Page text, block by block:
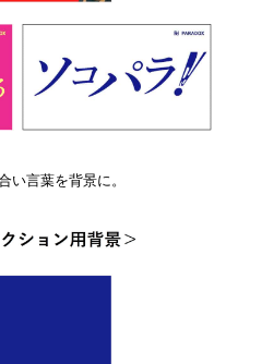
い言葉を背景に。